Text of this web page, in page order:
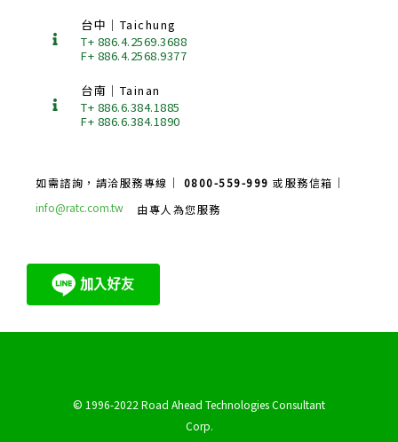
台中｜Taichung
T+ 886.4.2569.3688
F+ 886.4.2568.9377
台南｜Tainan
T+ 886.6.384.1885
F+ 886.6.384.1890
如需諮詢，請洽服務專線｜ 0800-559-999 或服務信箱｜
info@ratc.com.tw
由專人為您服務
© 1996-2022 Road Ahead Technologies Consultant
Corp.